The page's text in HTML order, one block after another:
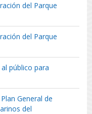
del Parque
del Parque
público para
General de
del